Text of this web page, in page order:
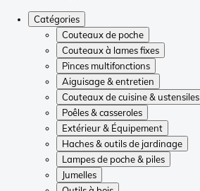
Catégories
Couteaux de poche
Couteaux à lames fixes
Pinces multifonctions
Aiguisage & entretien
Couteaux de cuisine & ustensiles
Poêles & casseroles
Extérieur & Équipement
Haches & outils de jardinage
Lampes de poche & piles
Jumelles